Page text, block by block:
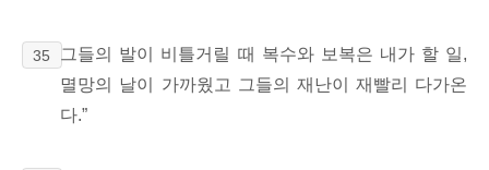
35
그들의 발이 비틀거릴 때 복수와 보복은 내가 할 일,
멸망의 날이 가까웠고 그들의 재난이 재빨리 다가온
다.”